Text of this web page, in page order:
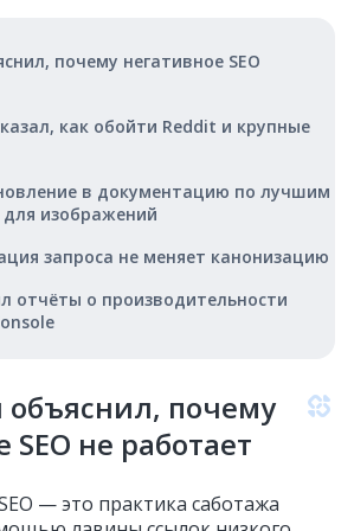
почему негативное SEO
как обойти Reddit и крупные
в документацию по лучшим
для изображений
запроса не меняет канонизацию
отчёты о производительности
почему
SEO не работает
— это практика саботажа